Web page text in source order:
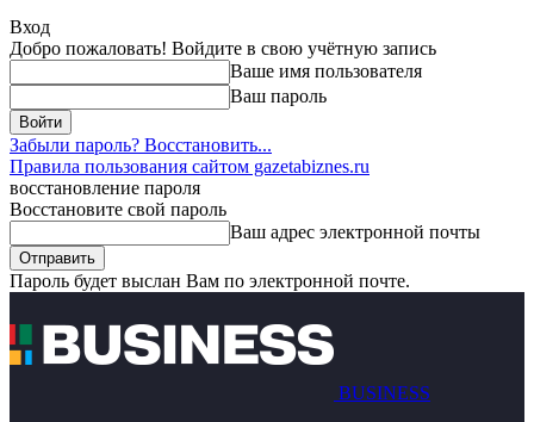
Вход
Добро пожаловать! Войдите в свою учётную запись
Ваше имя пользователя
Ваш пароль
Забыли пароль? Восстановить...
Правила пользования сайтом gazetabiznes.ru
восстановление пароля
Восстановите свой пароль
Ваш адрес электронной почты
Пароль будет выслан Вам по электронной почте.
BUSINESS